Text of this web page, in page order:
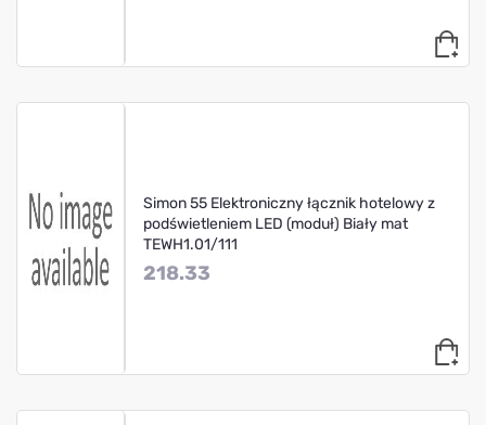
Simon 55 Elektroniczny łącznik hotelowy z
podświetleniem LED (moduł) Biały mat
TEWH1.01/111
218.33